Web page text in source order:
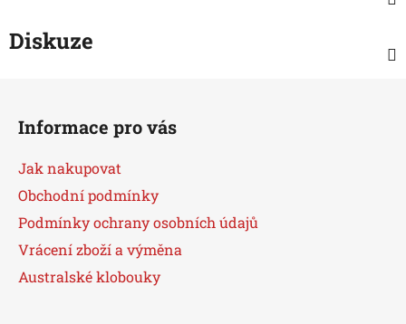
Diskuze
Informace pro vás
Jak nakupovat
Obchodní podmínky
Podmínky ochrany osobních údajů
Vrácení zboží a výměna
Australské klobouky